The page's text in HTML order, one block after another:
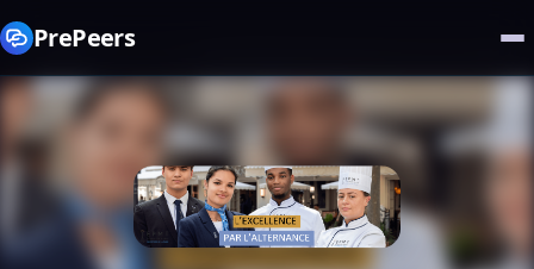
PrePeers